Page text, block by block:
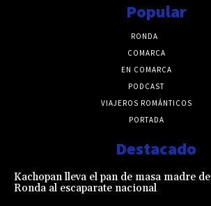
Popular
RONDA
COMARCA
EN COMARCA
PODCAST
VIAJEROS ROMÁNTICOS
PORTADA
Destacado
Kachopan lleva el pan de masa madre de
Ronda al escaparate nacional